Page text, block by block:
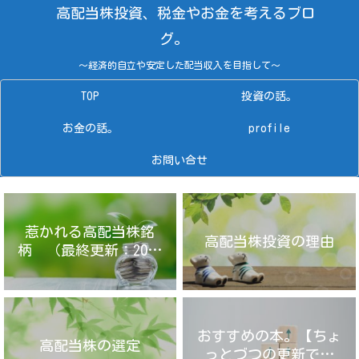
高配当株投資、税金やお金を考えるブロ
グ。
～経済的自立や安定した配当収入を目指して～
TOP 投資の話。
お金の話。 profile
お問い合せ
惹かれる高配当株銘
柄 （最終更新：2025
年4月14日）
高配当株投資の理由
高配当株の選定
おすすめの本。【ちょ
っとづつの更新です